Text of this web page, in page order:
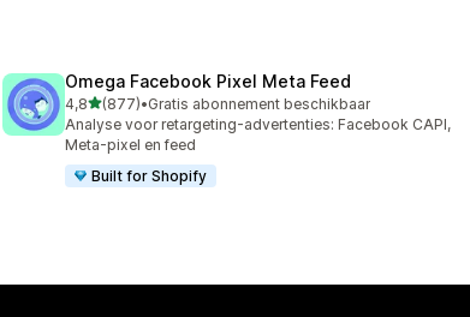
Omega Facebook Pixel Meta Feed
4,8van 5 sterren
(877)
877 recensies in totaal
•Gratis abonnement beschikbaar
Analyse voor retargeting-advertenties: Facebook CAPI,
Meta-pixel en feed
Built for Shopify